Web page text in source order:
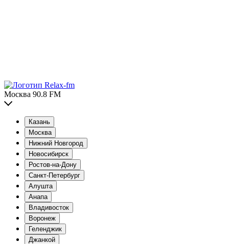
Москва 90.8 FM
Казань
Москва
Нижний Новгород
Новосибирск
Ростов-на-Дону
Санкт-Петербург
Алушта
Анапа
Владивосток
Воронеж
Геленджик
Джанкой